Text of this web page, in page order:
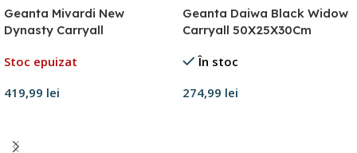
Geanta Mivardi New
Dynasty Carryall
Stoc epuizat
419,99 lei
Geanta Daiwa Black Widow
Carryall 50X25X30Cm
În stoc
274,99 lei